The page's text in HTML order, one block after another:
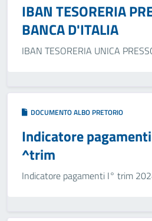
IBAN TESORERIA
BANCA D'ITALIA
IBAN TESORERIA UNICA
DOCUMENTO ALBO PRETORIO
Indicatore
^trim
Indicatore pagamenti I° trim